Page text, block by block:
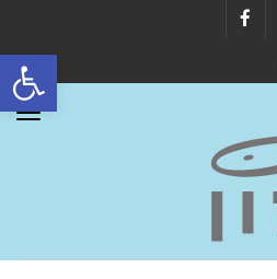
פתח